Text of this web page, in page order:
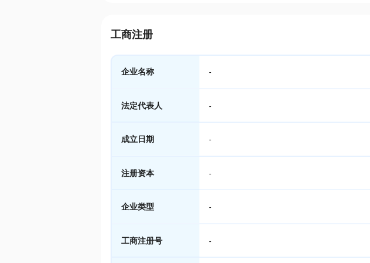
工商注册
企业名称 -
法定代表人 -
成立日期 -
注册资本 -
企业类型 -
工商注册号 -